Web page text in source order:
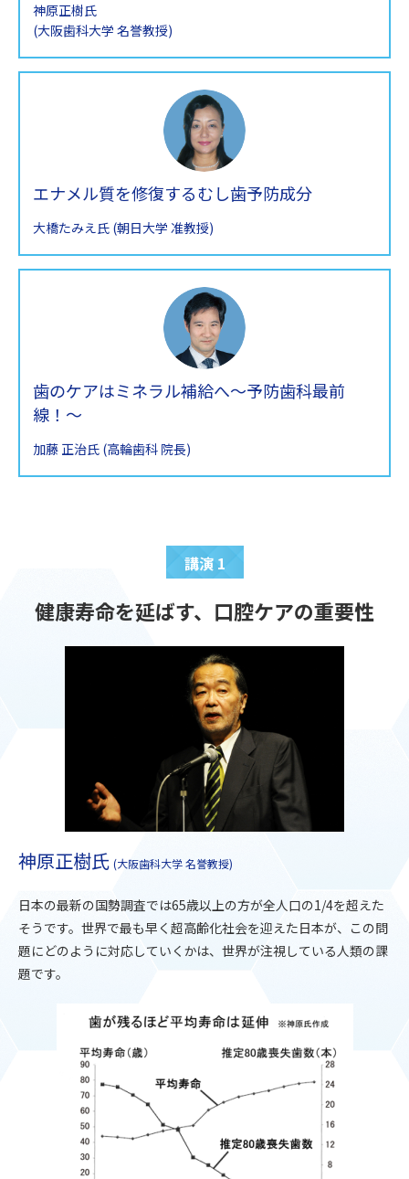
神原正樹氏
(大阪歯科大学 名誉教授)
エナメル質を修復するむし歯予防成分
大橋たみえ氏 (朝日大学 准教授)
歯のケアはミネラル補給へ～予防歯科最前
線！～
加藤 正治氏 (高輪歯科 院長)
講演 1
健康寿命を延ばす、口腔ケアの重要性
神原正樹氏 (大阪歯科大学 名誉教授)
日本の最新の国勢調査では65歳以上の方が全人口の1/4を超えた
そうです。世界で最も早く超高齢化社会を迎えた日本が、この問
題にどのように対応していくかは、世界が注視している人類の課
題です。